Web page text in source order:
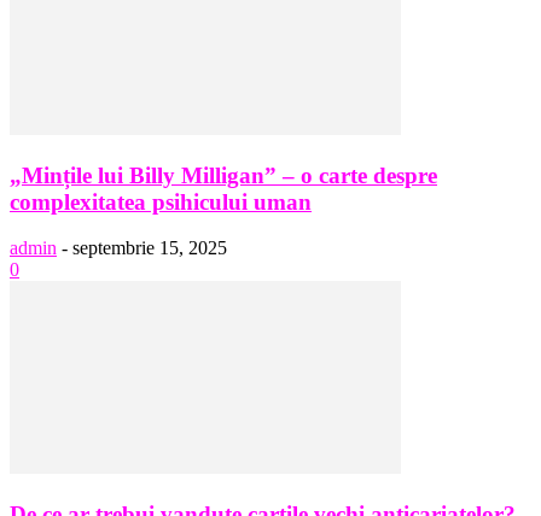
„Mințile lui Billy Milligan” – o carte despre
complexitatea psihicului uman
admin - septembrie 15, 2025
0